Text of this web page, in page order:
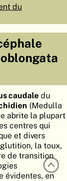
DE
EN
du
caudale du
(Medulla
abrite la plupart
centres qui
et divers
la toux,
de transition
évidentes, en